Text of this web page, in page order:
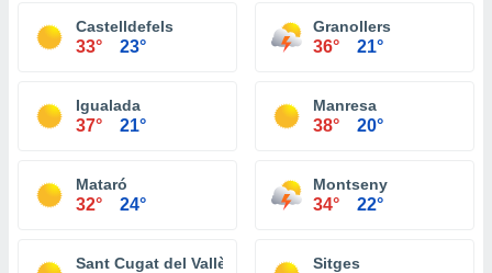
Castelldefels
33° 23°
Granollers
36° 21°
Igualada
37° 21°
Manresa
38° 20°
Mataró
32° 24°
Montseny
34° 22°
Sant Cugat del Vallès Sitges